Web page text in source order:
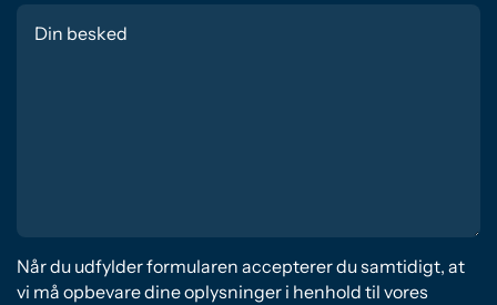
Når du udfylder formularen accepterer du samtidigt, at
vi må opbevare dine oplysninger i henhold til vores